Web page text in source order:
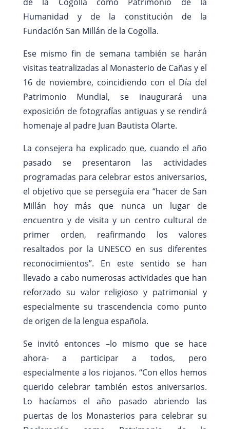
Humanidad y de la constitución de la
Fundación San Millán de la Cogolla.
Ese mismo fin de semana también se harán
visitas teatralizadas al Monasterio de Cañas y el
16 de noviembre, coincidiendo con el Día del
Patrimonio Mundial, se inaugurará una
exposición de fotografías antiguas y se rendirá
homenaje al padre Juan Bautista Olarte.
La consejera ha explicado que, cuando el año
pasado se presentaron las actividades
programadas para celebrar estos aniversarios,
el objetivo que se perseguía era “hacer de San
Millán hoy más que nunca un lugar de
encuentro y de visita y un centro cultural de
primer orden, reafirmando los valores
resaltados por la UNESCO en sus diferentes
reconocimientos”. En este sentido se han
llevado a cabo numerosas actividades que han
reforzado su valor religioso y patrimonial y
especialmente su trascendencia como punto
de origen de la lengua española.
Se invitó entonces –lo mismo que se hace
ahora- a participar a todos, pero
especialmente a los riojanos. “Con ellos hemos
querido celebrar también estos aniversarios.
Lo hacíamos el año pasado abriendo las
puertas de los Monasterios para celebrar su